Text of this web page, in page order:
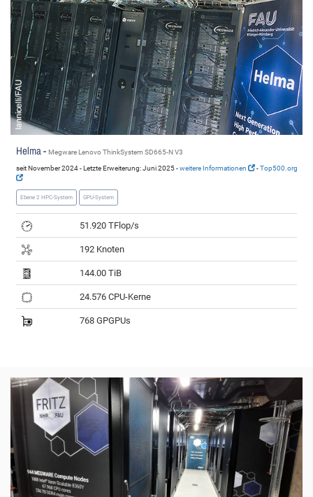
Helma - Megware Lenovo ThinkSystem SD665-N V3
seit November 2024 - Letzte Erweiterung: Juni 2025 -weitere Informationen -Top500.org
Ebene 2 HPC-System GPU-System
51.920 TFlop/s
192 Knoten
144.00 TiB
24.576 CPU-Kerne
768 GPGPUs